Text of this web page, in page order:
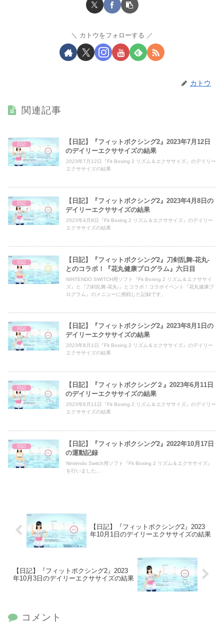
カトウをフォローする
カトウ
関連記事
日記
【日記】『フィットボクシング2』2023年7月12日
のデイリーエクササイズの結果
2023年7月12日『Fit Boxing 2 リズム＆エクササイズ』のデイリー
エクササイズの結果
日記
【日記】『フィットボクシング2』2023年4月8日の
デイリーエクササイズの結果
2023年4月8日『Fit Boxing 2 リズム＆エクササイズ』のデイリー
エクササイズの結果
日記
【日記】『フィットボクシング2』刀剣乱舞-花丸-
とのコラボ！『花丸健康プログラム』六日目
NINTENDO SWITCH用ソフト『Fit Boxing 2 リズム＆エクササイ
ズ』と『刀剣乱舞-花丸-』とコラボ！コラボイベント『花丸健康プ
ログラム』のメニューに挑戦した記録です。
日記
【日記】『フィットボクシング2』2023年8月1日の
デイリーエクササイズの結果
2023年8月1日『Fit Boxing 2 リズム＆エクササイズ』のデイリー
エクササイズの結果
日記
【日記】『フィットボクシング２』2023年6月11日
のデイリーエクササイズの結果
2023年6月11日『Fit Boxing 2 リズム＆エクササイズ』のデイリー
エクササイズの結果
日記
【日記】『フィットボクシング2』2022年10月17日
の運動記録
Nintendo Switch用ソフト『Fit Boxing 2 リズム＆エクササイズ』
を行いました...
【日記】『フィットボクシング2』2023
年10月1日のデイリーエクササイズの結果
【日記】『フィットボクシング2』2023
年10月3日のデイリーエクササイズの結果
コメント